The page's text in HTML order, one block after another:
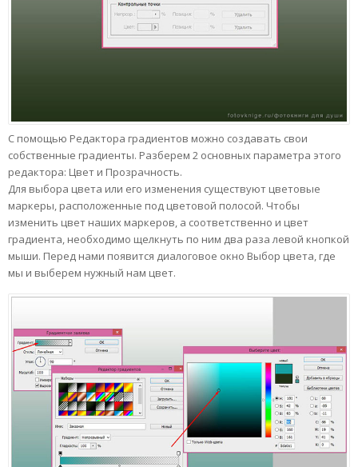
С помощью Редактора градиентов можно создавать свои
собственные градиенты. Разберем 2 основных параметра этого
редактора: Цвет и Прозрачность.
Для выбора цвета или его изменения существуют цветовые
маркеры, расположенные под цветовой полосой. Чтобы
изменить цвет наших маркеров, а соответственно и цвет
градиента, необходимо щелкнуть по ним два раза левой кнопкой
мыши. Перед нами появится диалоговое окно Выбор цвета, где
мы и выберем нужный нам цвет.